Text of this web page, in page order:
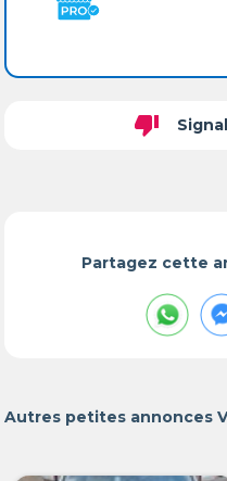
thumb_down
Partagez cette
Autres petites annonces